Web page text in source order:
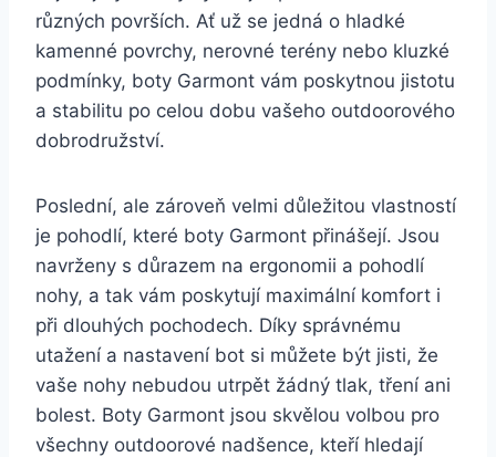
různých površích. Ať⁤ už⁣ se ⁤jedná‌ o hladké
kamenné povrchy, nerovné terény nebo ⁤kluzké
podmínky, ‍boty Garmont vám​ poskytnou jistotu
a stabilitu po celou dobu vašeho outdoorového
dobrodružství. ⁢
Poslední, ale ​zároveň velmi důležitou vlastností
je pohodlí, které ⁤boty Garmont přinášejí. Jsou
navrženy s ​důrazem na⁣ ergonomii ​a⁢ pohodlí
⁣nohy, a tak⁣ vám poskytují maximální komfort i
při ‍dlouhých pochodech. ​Díky správnému
utažení a nastavení bot si můžete být jisti, že​
vaše nohy nebudou utrpět žádný tlak, tření ani
bolest. Boty Garmont jsou skvělou‍ volbou pro ​
všechny outdoorové nadšence,⁤ kteří hledají